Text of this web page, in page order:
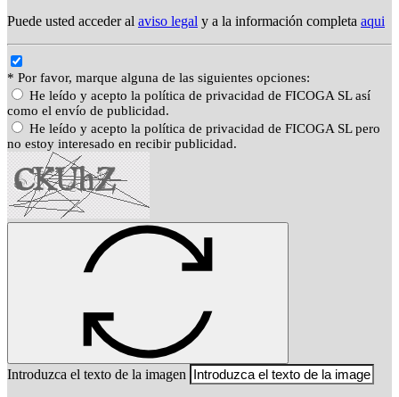
Puede usted acceder al aviso legal y a la información completa aqui
* Por favor, marque alguna de las siguientes opciones:
He leído y acepto la política de privacidad de FICOGA SL así
como el envío de publicidad.
He leído y acepto la política de privacidad de FICOGA SL pero
no estoy interesado en recibir publicidad.
Introduzca el texto de la imagen